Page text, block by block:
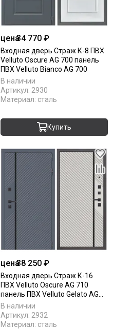
цена34 770 ₽
Входная дверь Страж К-8 ПВХ
Velluto Oscure AG 700 панель
ПВХ Velluto Bianco AG 700
В наличии
Артикул: 2930
Материал: сталь
Купить
цена38 250 ₽
Входная дверь Страж К-16
ПВХ Velluto Oscure AG 710
панель ПВХ Velluto Gelato AG
710
В наличии
Артикул: 2932
Материал: сталь